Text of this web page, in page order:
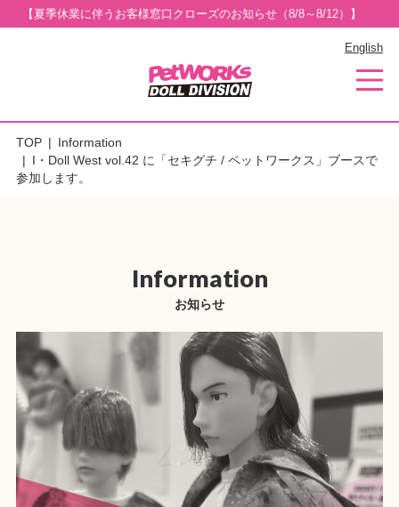
【夏季休業に伴うお客様窓口クローズのお知らせ（8/8～8/12）】
English
TOP
Information
I・Doll West vol.42 に「セキグチ / ペットワークス」ブースで
参加します。
Information
お知らせ